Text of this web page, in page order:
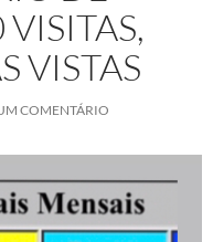
VISTAS
COMENTÁRIO